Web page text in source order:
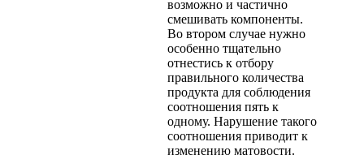
возможно и частично
смешивать компоненты.
Во втором случае нужно
особенно тщательно
отнестись к отбору
правильного количества
продукта для соблюдения
соотношения пять к
одному. Нарушение такого
соотношения приводит к
изменению матовости.